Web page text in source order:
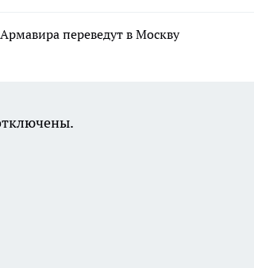
переведут в Москву